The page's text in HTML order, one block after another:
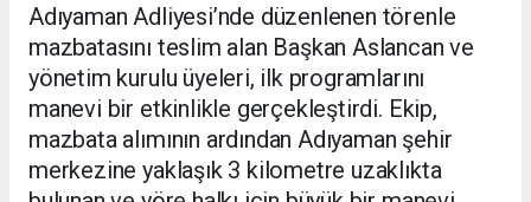
Adıyaman Adliyesi’nde düzenlenen törenle
mazbatasını teslim alan Başkan Aslancan ve
yönetim kurulu üyeleri, ilk programlarını
manevi bir etkinlikle gerçekleştirdi. Ekip,
mazbata alımının ardından Adıyaman şehir
merkezine yaklaşık 3 kilometre uzaklıkta